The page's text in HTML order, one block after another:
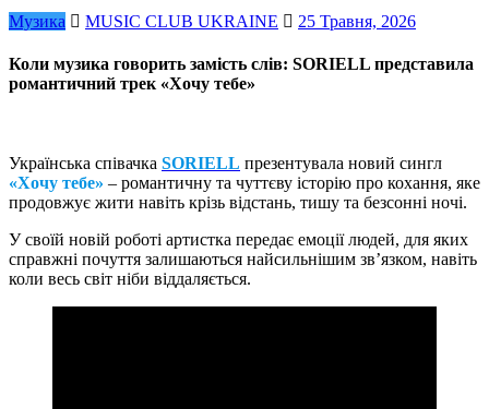
Музика
MUSIC CLUB UKRAINE 25 Травня, 2026
Коли музика говорить замість слів: SORIELL представила
романтичний трек «Хочу тебе»
Українська співачка SORIELL презентувала новий сингл
«Хочу тебе» – романтичну та чуттєву історію про кохання, яке
продовжує жити навіть крізь відстань, тишу та безсонні ночі.
У своїй новій роботі артистка передає емоції людей, для яких
справжні почуття залишаються найсильнішим зв’язком, навіть
коли весь світ ніби віддаляється.